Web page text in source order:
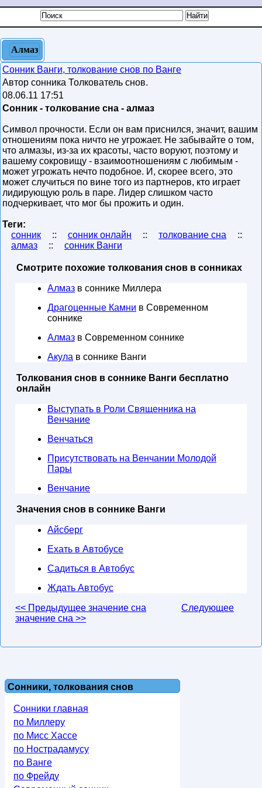
Алмаз
Сонник Ванги, толкование снов по Ванге
Автор сонника Толкователь снов.
08.06.11 17:51
Сонник - толкование сна - алмаз
Символ прочности. Если он вам приснился, значит, вашим
отношениям пока ничто не угрожает. Не забывайте о том,
что алмазы, из-за их красоты, часто воруют, поэтому и
вашему сокровищу - взаимоотношениям с любимым -
может угрожать нечто подобное. И, скорее всего, это
может случиться по вине того из партнеров, кто играет
лидирующую роль в паре. Лидер слишком часто
подчеркивает, что мог бы прожить и один.
Теги:
сонник
:: сонник онлайн :: толкование сна
::
алмаз
:: сонник Ванги
Смотрите похожие толкования снов в сонниках
Алмаз в соннике Миллера
Драгоценные Камни в Современном
соннике
Алмаз в Современном соннике
Акула в соннике Ванги
Толкования снов в соннике Ванги бесплатно
онлайн
Выступать в Роли Священника на
Венчание
Венчаться
Присутствовать на Венчании Молодой
Пары
Венчание
Значения снов в соннике Ванги
Айсберг
Ехать в Автобусе
Садиться в Автобус
Ждать Автобус
<< Предыдущее значение сна
Следующее
значение сна >>
Сонники, толкования снов
Сонники главная
по Миллеру
по Мисс Хассе
по Нострадамусу
по Ванге
по Фрейду